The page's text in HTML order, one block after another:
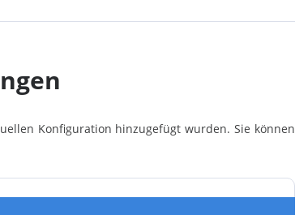
Konfiguration hinzugefügt wurden. Sie können